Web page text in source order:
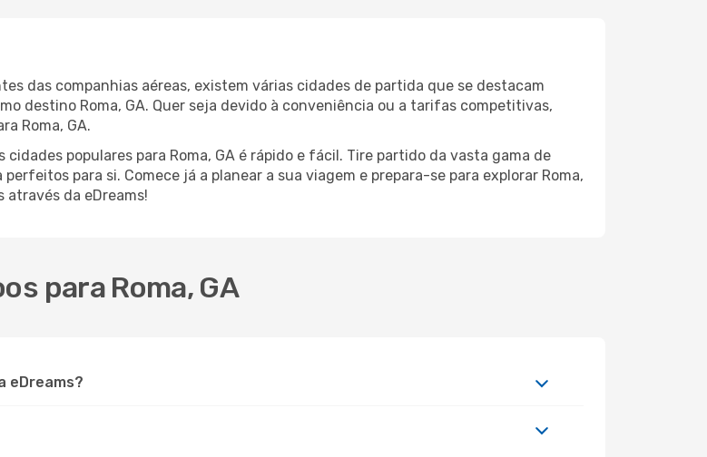
das companhias aéreas, existem várias cidades de partida que se destacam
destino Roma, GA. Quer seja devido à conveniência ou a tarifas competitivas,
Roma, GA.
populares para Roma, GA é rápido e fácil. Tire partido da vasta gama de
para si. Comece já a planear a sua viagem e prepara-se para explorar Roma,
através da eDreams!
para Roma, GA
eDreams?